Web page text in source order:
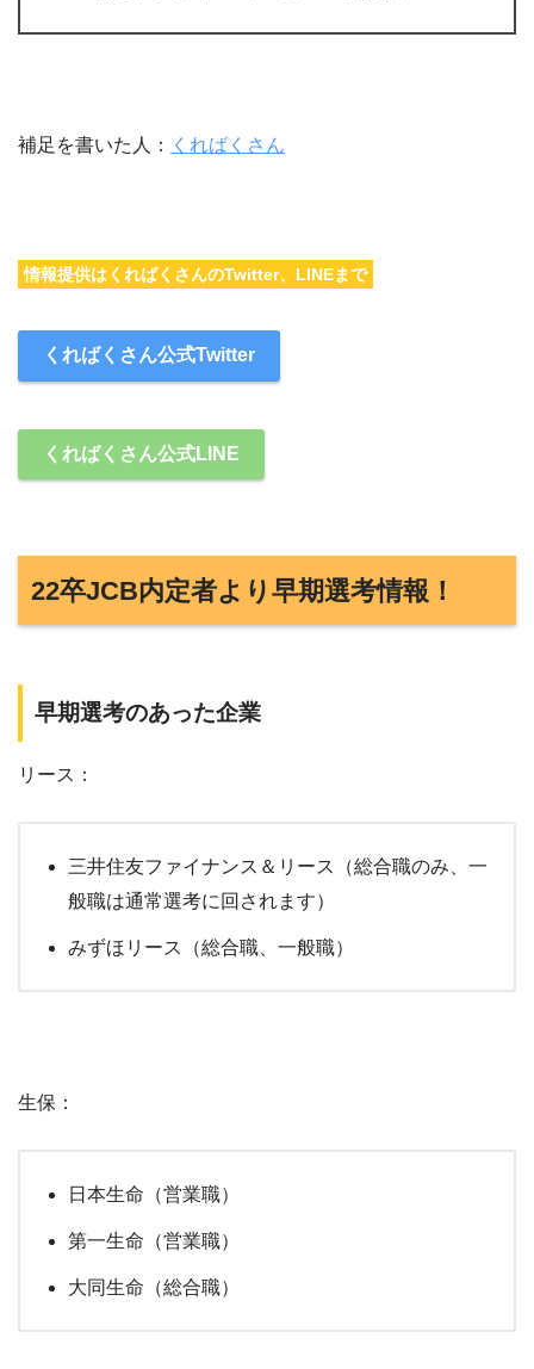
補足を書いた人： くればくさん
情報提供はくればくさんのTwitter、LINEまで
くればくさん公式Twitter
くればくさん公式LINE
22卒JCB内定者より早期選考情報！
早期選考のあった企業
リース：
三井住友ファイナンス＆リース（総合職のみ、一
般職は通常選考に回されます）
みずほリース（総合職、一般職）
生保：
日本生命（営業職）
第一生命（営業職）
大同生命（総合職）